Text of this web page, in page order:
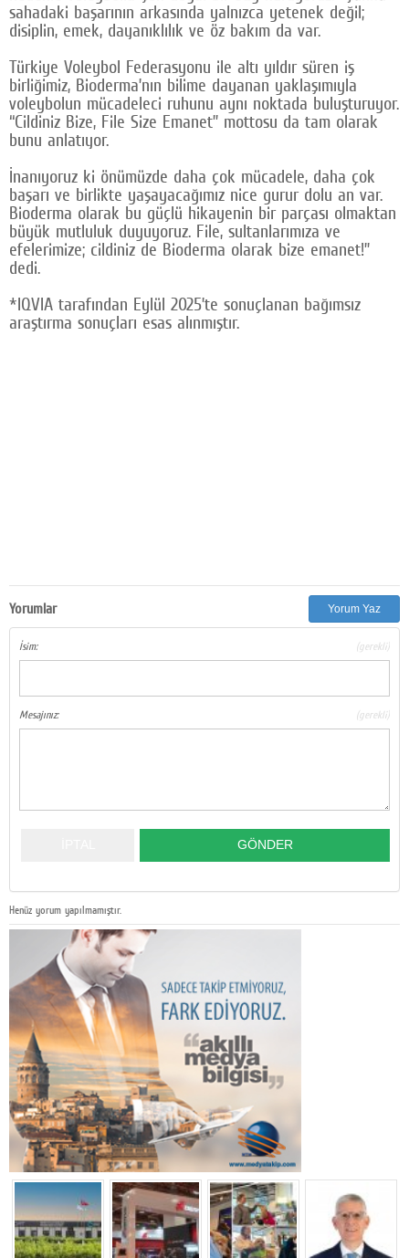
sahadaki başarının arkasında yalnızca yetenek değil;
disiplin, emek, dayanıklılık ve öz bakım da var.
Türkiye Voleybol Federasyonu ile altı yıldır süren iş
birliğimiz, Bioderma’nın bilime dayanan yaklaşımıyla
voleybolun mücadeleci ruhunu aynı noktada buluşturuyor.
“Cildiniz Bize, File Size Emanet” mottosu da tam olarak
bunu anlatıyor.
İnanıyoruz ki önümüzde daha çok mücadele, daha çok
başarı ve birlikte yaşayacağımız nice gurur dolu an var.
Bioderma olarak bu güçlü hikayenin bir parçası olmaktan
büyük mutluluk duyuyoruz. File, sultanlarımıza ve
efelerimize; cildiniz de Bioderma olarak bize emanet!”
dedi.
*IQVIA tarafından Eylül 2025’te sonuçlanan bağımsız
araştırma sonuçları esas alınmıştır.
Yorumlar Yorum Yaz
İsim: (gerekli)
Mesajınız: (gerekli)
Henüz yorum yapılmamıştır.